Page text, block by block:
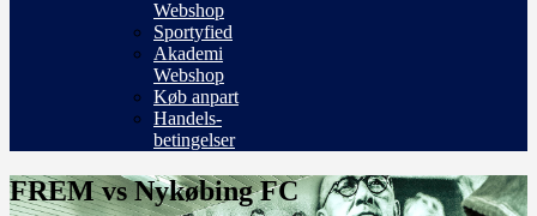
Webshop
Sportyfied
Akademi
Webshop
Køb anpart
Handels-
betingelser
FREM vs Nykøbing FC